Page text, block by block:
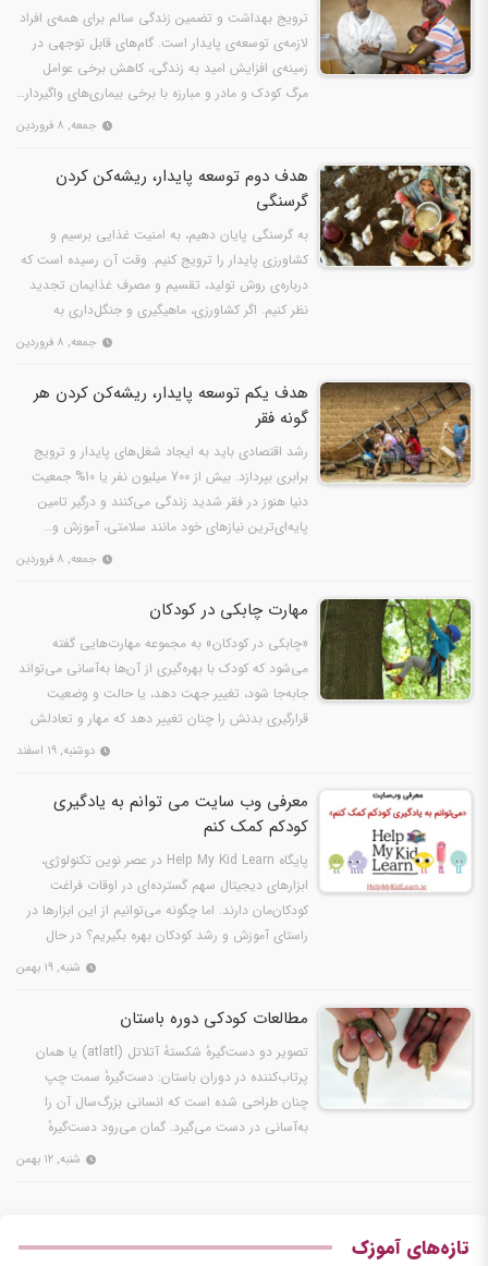
ترویج بهداشت و تضمین زندگی سالم برای همه‌ی افراد
لازمه‌ی توسعه‌ی پایدار است. گام‌های قابل توجهی در
زمینه‌ی افزایش امید به زندگی، کاهش برخی عوامل
مرگ کودک و مادر و مبارزه با برخی بیماری‌های واگیردار…
جمعه, ۸ فروردین
هدف دوم توسعه پایدار، ریشه‌کن کردن
گرسنگی
به گرسنگی پایان دهیم، به امنیت غذایی برسیم و
کشاورزی پایدار را ترویج کنیم. وقت آن رسیده است که
درباره‌ی روش تولید، تقسیم و مصرف غذایمان تجدید
نظر کنیم. اگر کشاورزی، ماهیگیری و جنگل‌داری به
جمعه, ۸ فروردین
هدف یکم توسعه پایدار، ریشه‌کن کردن هر
گونه فقر
رشد اقتصادی باید به ایجاد شغل‌های پایدار و ترویج
برابری بپردازد. بیش از 700 میلیون نفر یا 10% جمعیت
دنیا هنوز در فقر شدید زندگی می‌کنند و درگیر تامین
پایه‌ای‌ترین نیاز‌های خود مانند سلامتی، آموزش و…
جمعه, ۸ فروردین
مهارت چابکی در کودکان
«چابکی در کودکان» به مجموعه مهارت‌هایی گفته
می‌شود که کودک با بهره‌گیری از آن‌ها به‌آسانی می‌تواند
جابه‌جا شود، تغییر جهت دهد، یا حالت و وضعیت
قرارگیری بدنش را چنان تغییر دهد که مهار و تعادلش
دوشنبه, ۱۹ اسفند
معرفی وب سایت می‌ توانم به یادگیری
کودکم کمک کنم
پایگاه Help My Kid Learn در عصر نوین تکنولوژی،
ابزارهای دیجیتال سهم گسترده‌ای در اوقات فراغت
کودکان‌مان دارند. اما چگونه می‌توانیم از این ابزارها در
راستای آموزش و رشد کودکان بهره بگیریم؟ در حال
شنبه, ۱۹ بهمن
مطالعات کودکی دوره باستان
تصویر دو دست‌گیرهٔ شکستهٔ آتلاتل (atlatl) یا همان
پرتاب‌کننده در دوران باستان: دست‌گیرهٔ سمت چپ
چنان طراحی شده است که انسانی بزرگ‌سال آن را
به‌آسانی در دست می‌گیرد. گمان می‌رود دست‌گیرهٔ
شنبه, ۱۲ بهمن
تازه‌های آموزک